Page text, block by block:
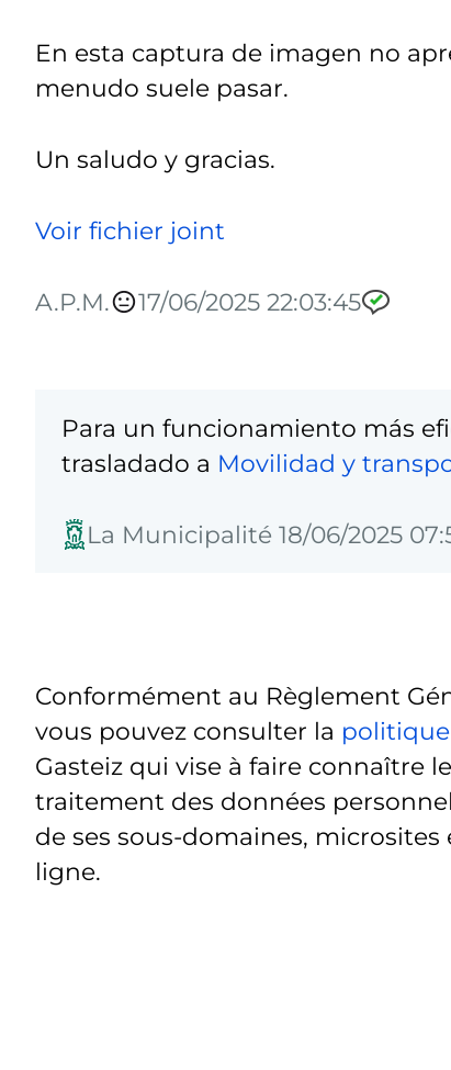
En esta captura de imagen no
menudo suele pasar.
Un saludo y gracias.
Voir fichier joint
A.P.M. 17/06/2025 22:03:45
Para un funcionamiento más
trasladado a Movilidad y
La Municipalité 18/06/2025
Conformément au Règlement
vous pouvez consulter la
Gasteiz qui vise à faire connaître
traitement des données
de ses sous-domaines,
ligne.